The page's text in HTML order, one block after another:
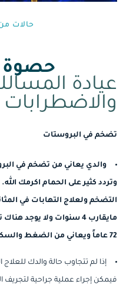
حالات
حصوة
عيادة
تضخم في البروستات
والدي يعاني من تضخم في
وتردد كثير على الحمام اكرمك
التضخم ولعلاج التهابات في
مايقارب 4 سنوات ولا
72 عاماً ويعاني من الضغط والسكر.
إذا لم تتجاوب حالة والدك
فيمكن إجراء عملية جراحية لتجريف